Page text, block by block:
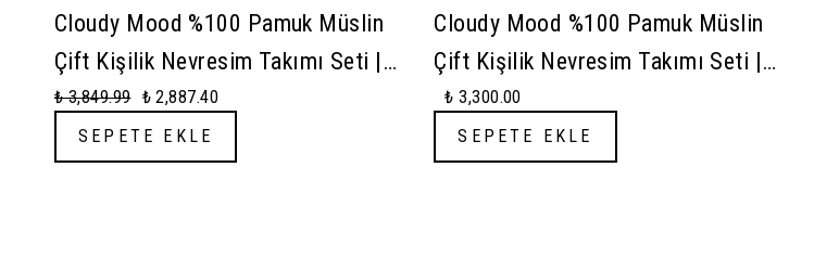
Cloudy Mood %100 Pamuk Müslin
Çift Kişilik Nevresim Takımı Seti |
Nevresim + Çarşaf + Yastık Kılıfı -
ÇELİK DENİZ MAVİSİ
₺ 3,849.99 ₺ 2,887.40
SEPETE EKLE
Cloudy Mood %100 Pamuk Müslin
Çift Kişilik Nevresim Takımı Seti |
Nevresim + Çarşaf + Yastık Kılıfı -
BEYAZ
₺ 3,300.00
SEPETE EKLE